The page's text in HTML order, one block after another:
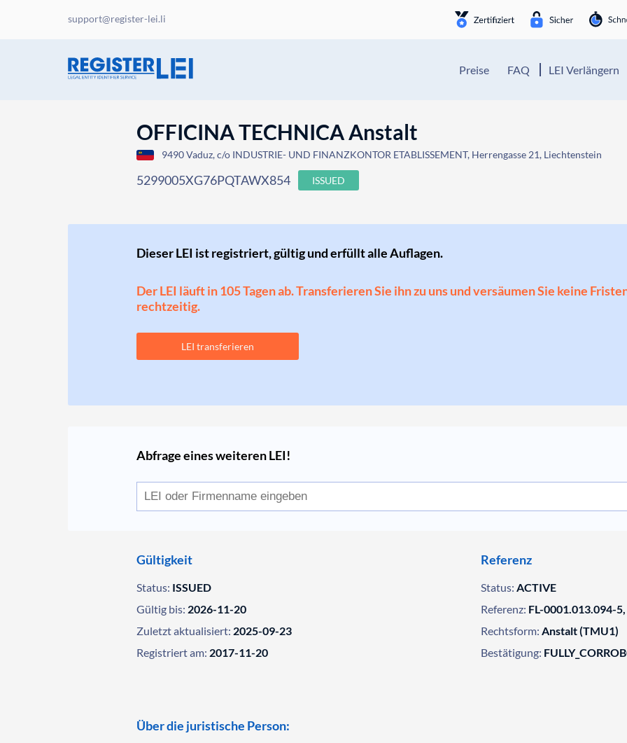
support@register-lei.li
Preise FAQ LEI Verlängern
OFFICINA TECHNICA Anstalt
9490 Vaduz, c/o INDUSTRIE- UND FINANZKONTOR ETABLISSEMENT, Herrengasse 21, Liechtenstein
5299005XG76PQTAWX854 ISSUED
Dieser LEI ist registriert, gültig und erfüllt alle Auflagen.
Der LEI läuft in 105 Tagen ab. Transferieren Sie ihn zu uns und versäumen Sie keine
rechtzeitig.
LEI transferieren
Abfrage eines weiteren LEI!
Gültigkeit
Status: ISSUED
Gültig bis: 2026-11-20
Zuletzt aktualisiert: 2025-09-23
Registriert am: 2017-11-20
Referenz
Status: ACTIVE
Referenz: FL-0001.013.094-
Rechtsform: Anstalt (TMU1)
Bestätigung:
Über die juristische Person: